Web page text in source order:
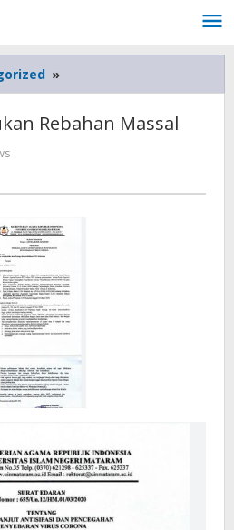
»
Online,
Bukan
Rebahan
Rebahan Massal